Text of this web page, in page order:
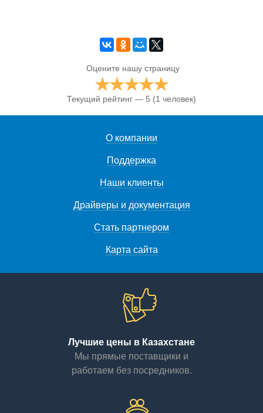
Оцените нашу страницу
Текущий рейтинг — 5 (1 человек)
О компании
Поддержка
Наши клиенты
Драйверы и документация
Стать партнером
Карта сайта
Лучшие цены в Казахстане
Мы прямые поставщики и
работаем без посредников.